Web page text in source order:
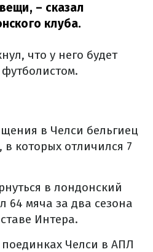
– сказал
клуба.
что у него будет
в Челси бельгиец
в которых отличился 7
в лондонский
64 мяча за два сезона
Интера.
Челси в АПЛ